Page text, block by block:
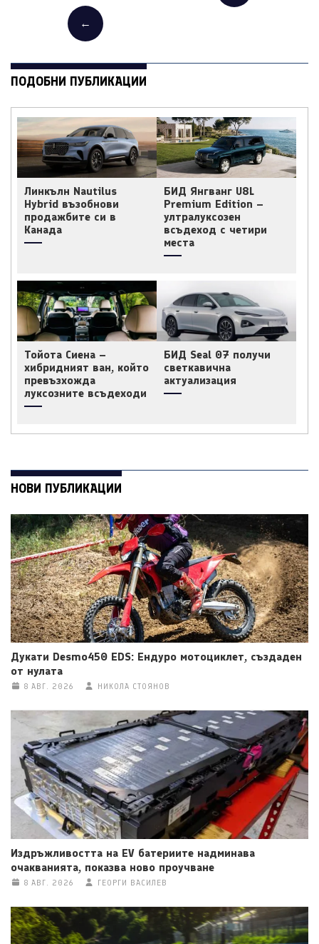
←
ПОДОБНИ ПУБЛИКАЦИИ
Линкълн Nautilus
Hybrid възобнови
продажбите си в
Канада
БИД Янгванг U8L
Premium Edition –
ултралуксозен
всъдеход с четири
места
Тойота Сиена –
хибридният ван, който
превъзхожда
луксозните всъдеходи
БИД Seal 07 получи
светкавична
актуализация
НОВИ ПУБЛИКАЦИИ
Дукати Desmo450 EDS: Ендуро мотоциклет, създаден
от нулата
8 АВГ. 2026 НИКОЛА СТОЯНОВ
Издръжливостта на EV батериите надминава
очакванията, показва ново проучване
8 АВГ. 2026 ГЕОРГИ ВАСИЛЕВ